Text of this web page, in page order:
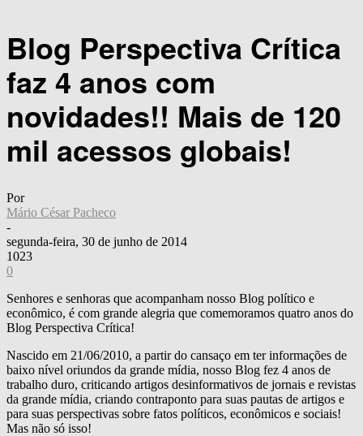
Blog Perspectiva Crítica
faz 4 anos com
novidades!! Mais de 120
mil acessos globais!
Por
Mário César Pacheco
-
segunda-feira, 30 de junho de 2014
1023
0
Senhores e senhoras que acompanham nosso Blog político e
econômico, é com grande alegria que comemoramos quatro anos do
Blog Perspectiva Crítica!
Nascido em 21/06/2010, a partir do cansaço em ter informações de
baixo nível oriundos da grande mídia, nosso Blog fez 4 anos de
trabalho duro, criticando artigos desinformativos de jornais e revistas
da grande mídia, criando contraponto para suas pautas de artigos e
para suas perspectivas sobre fatos políticos, econômicos e sociais!
Mas não só isso!